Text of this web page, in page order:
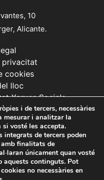
10
Alicante.
privacitat
cookies
lloc
Xarxes Socials
de Informática de Diputación
i de tercers, necessàries
mesurar i analitzar la
si vosté les accepta.
de tercers poden
finalitats de
únicament quan vosté
aquests continguts. Pot
no necessàries en